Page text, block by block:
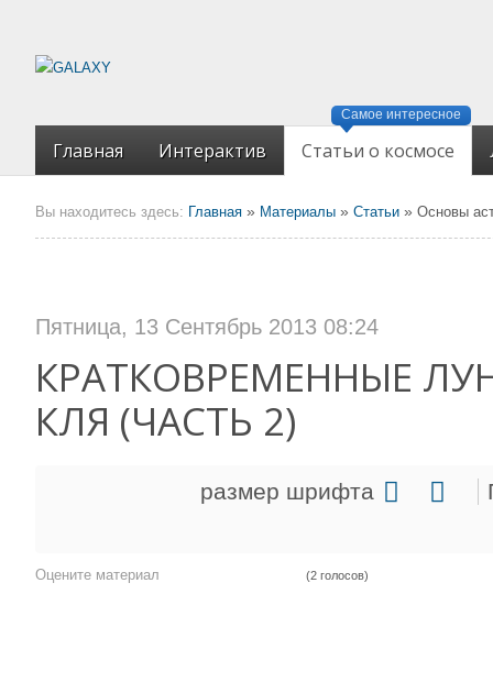
Главная Интерактив Статьи о космосе
Самое интересное
Вы находитесь здесь: Главная » Материалы » Статьи » Основы
Пятница, 13 Сентябрь 2013 08:24
КРАТКОВРЕМЕННЫЕ
КЛЯ (ЧАСТЬ 2)
размер шрифта
Оцените материал (2 голосов)